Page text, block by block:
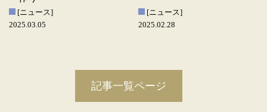
[ニュース]
2025.03.05
[ニュース]
2025.02.28
記事一覧ページ